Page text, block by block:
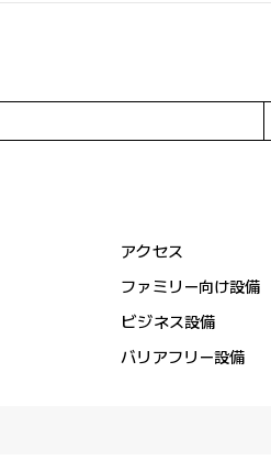
アクセス
ファミリー向け設備
ビジネス設備
バリアフリー設備